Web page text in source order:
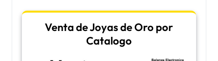
Venta de Joyas de Oro por
Catalogo